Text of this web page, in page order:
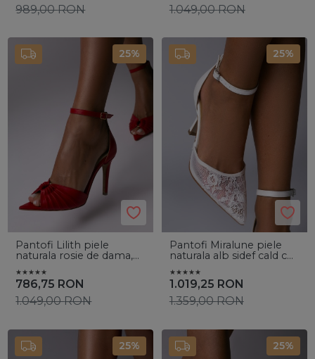
989,00RON
1.049,00RON
25%
Pantofi Lilith piele
naturala rosie de dama,
786,75 RON
1.049,00RON
25%
Pantofi Miralune piele
naturala alb sidef cald cu
Chantilly
1.019,25 RON
1.359,00RON
25% 25%